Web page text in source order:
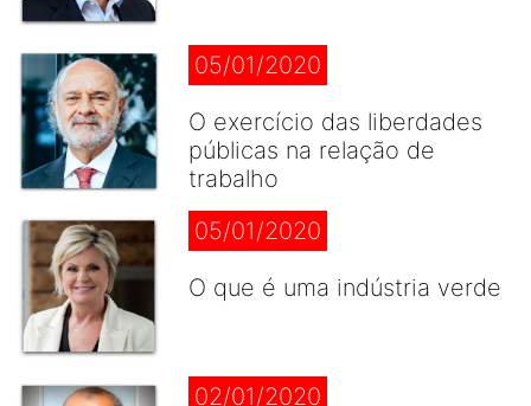
05/01/2020
O exercício das liberdades
públicas na relação de
trabalho
05/01/2020
O que é uma indústria verde
02/01/2020